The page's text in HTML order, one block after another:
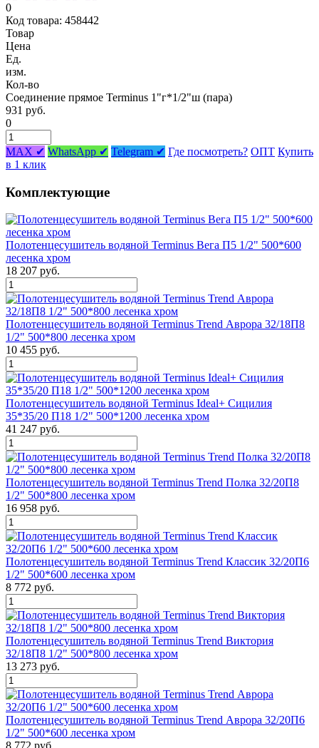
0
Код товара: 458442
Товар
Цена
Ед.
изм.
Кол-во
Соединение прямое Terminus 1"г*1/2"ш (пара)
931 руб.
0
MAX ✔ WhatsApp ✔ Telegram ✔ Где посмотреть? ОПТ Купить
в 1 клик
Комплектующие
Полотенцесушитель водяной Terminus Вега П5 1/2" 500*600
лесенка хром
18 207 руб.
Полотенцесушитель водяной Terminus Trend Аврора 32/18П8
1/2" 500*800 лесенка хром
10 455 руб.
Полотенцесушитель водяной Terminus Ideal+ Сицилия
35*35/20 П18 1/2" 500*1200 лесенка хром
41 247 руб.
Полотенцесушитель водяной Terminus Trend Полка 32/20П8
1/2" 500*800 лесенка хром
16 958 руб.
Полотенцесушитель водяной Terminus Trend Классик 32/20П6
1/2" 500*600 лесенка хром
8 772 руб.
Полотенцесушитель водяной Terminus Trend Виктория
32/18П8 1/2" 500*800 лесенка хром
13 273 руб.
Полотенцесушитель водяной Terminus Trend Аврора 32/20П6
1/2" 500*600 лесенка хром